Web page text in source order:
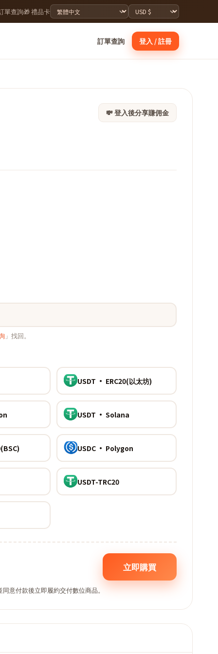
單查詢🎁 禮品卡
訂單查詢 登入 / 註冊
💸 登入後分享賺佣金
」找回。
USDT · ERC20(以太坊)
USDT · Solana
USDC · Polygon
USDT-TRC20
立即購買
同意付款後立即履約交付數位商品。